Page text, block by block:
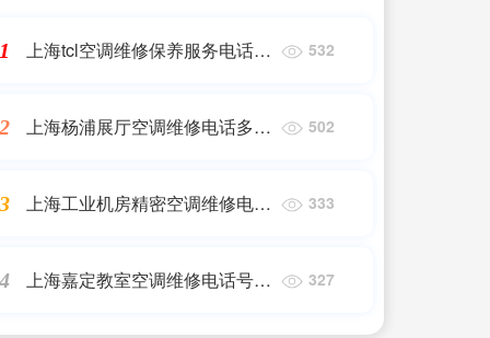
上海tcl空调维修保养服务电话|
心
532
上海杨浦展厅空调维修电话多少
服电话
502
上海工业机房精密空调维修电话
小时维修电话
333
上海嘉定教室空调维修电话号
出租_上门电话_|同城上门服务
327